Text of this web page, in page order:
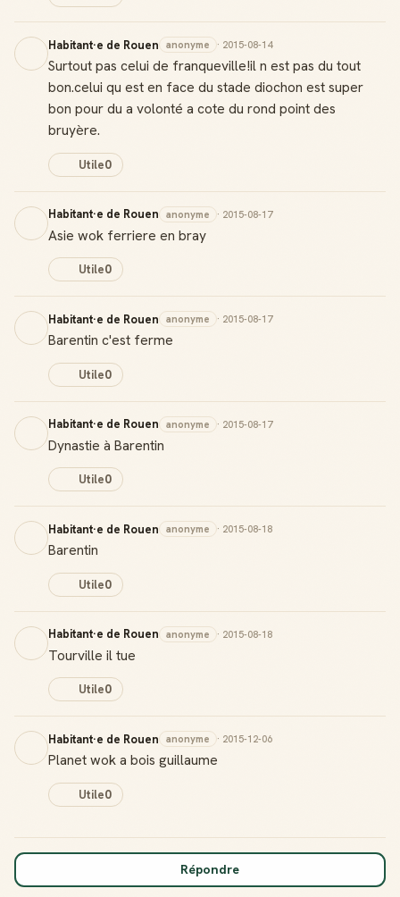
Habitant·e de Rouen anonyme · 2015-08-14
Surtout pas celui de franqueville!il n est pas du tout
bon.celui qu est en face du stade diochon est super
bon pour du a volonté a cote du rond point des
bruyère.
Utile0
Habitant·e de Rouen anonyme · 2015-08-17
Asie wok ferriere en bray
Utile0
Habitant·e de Rouen anonyme · 2015-08-17
Barentin c'est ferme
Utile0
Habitant·e de Rouen anonyme · 2015-08-17
Dynastie à Barentin
Utile0
Habitant·e de Rouen anonyme · 2015-08-18
Barentin
Utile0
Habitant·e de Rouen anonyme · 2015-08-18
Tourville il tue
Utile0
Habitant·e de Rouen anonyme · 2015-12-06
Planet wok a bois guillaume
Utile0
Répondre
Badge Guide Local
Ton statut affiché sur toutes tes contributions
Reconnaissance locale
Deviens une référence dans ta ville
Notifications
Sois notifié quand ton avis aide quelqu'un